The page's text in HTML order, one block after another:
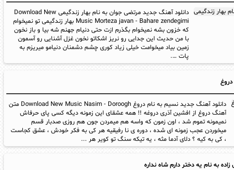
دانلود آهنگ جدید مرتضی جوان به نام بهار زندگیمی Download New
Music Morteza javan - Bahare zendegimi بهار زندگیمی تو نمیخوام
که خزون بشه نمیخوام بگذرم ازت حتی دنیام جهنم شه بیا و باز نخون
با من حدیث این جدایی رو نریز اشکاتو نخون غزل آشنایی رو آسمون
زمین بیاد میخوامت خیلی زیاد کوری چشم دشمنان دنیامو میریزم به
پات ….
دانلود آهنگ جدید نسیم به نام دروغ Download New Music Nasim - Doroogh متن
آهنگ دروغ از افشین آذری دروغه !! همه عشقای این زمونه دیگه کسی پای حرفاش
نمیمونه تموم شد ، اون زمون که واسه هم میمردن جون هم روزی صدبار قسم
میخوردن عجب زمونه ای شده ، دوره ی نا رفیقیه هر کی به فکر خودش ، عشق کجاست
، کی به کیه ؟ دلای آدما مثه ، یه تیکه سنگ تو کویر هر ...
به نام یه دختر دارم شاه نداره